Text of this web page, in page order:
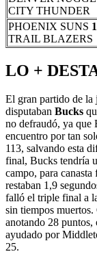
CITY THUNDER
PHOENIX SUNS
TRAIL BLAZERS
LO +
El gran partido de la
disputaban Bucks
no defraudó, ya que
encuentro por tan
113, salvando esta
final, Bucks tendría
campo, para
restaban 1,9
falló el triple final a
sin tiempos
anotando 28 puntos,
ayudado por
25.